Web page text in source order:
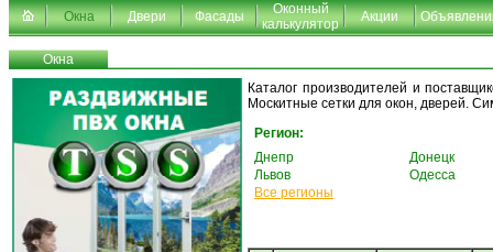
Окна Двери Фасады
Оконный
калькулятор
Акции
Окна
Каталог производителей и
Москитные сетки для окон, дверей.
Регион:
Днепр
Донецк
Львов
Одесса
Все регионы